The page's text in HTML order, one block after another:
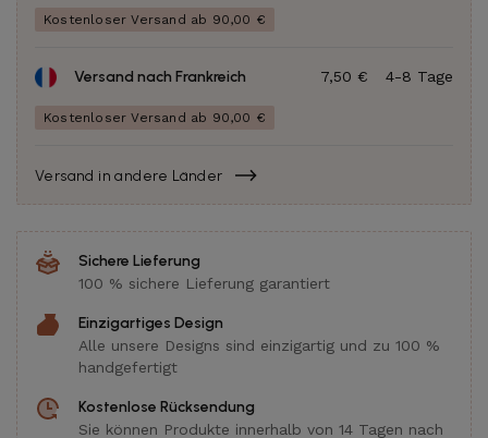
Kostenloser Versand ab 90,00 €
Versand nach Frankreich 4-8 Tage
7,50 €
Kostenloser Versand ab 90,00 €
Versand in andere Länder
Sichere Lieferung
100 % sichere Lieferung garantiert
Einzigartiges Design
Alle unsere Designs sind einzigartig und zu 100 %
handgefertigt
Kostenlose Rücksendung
Sie können Produkte innerhalb von 14 Tagen nach